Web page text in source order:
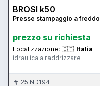
BROSI k50
Presse stampaggio a freddo
prezzo su richiesta
Localizzazione: 🇮🇹 Italia
idraulica a raddrizzare
25IND194